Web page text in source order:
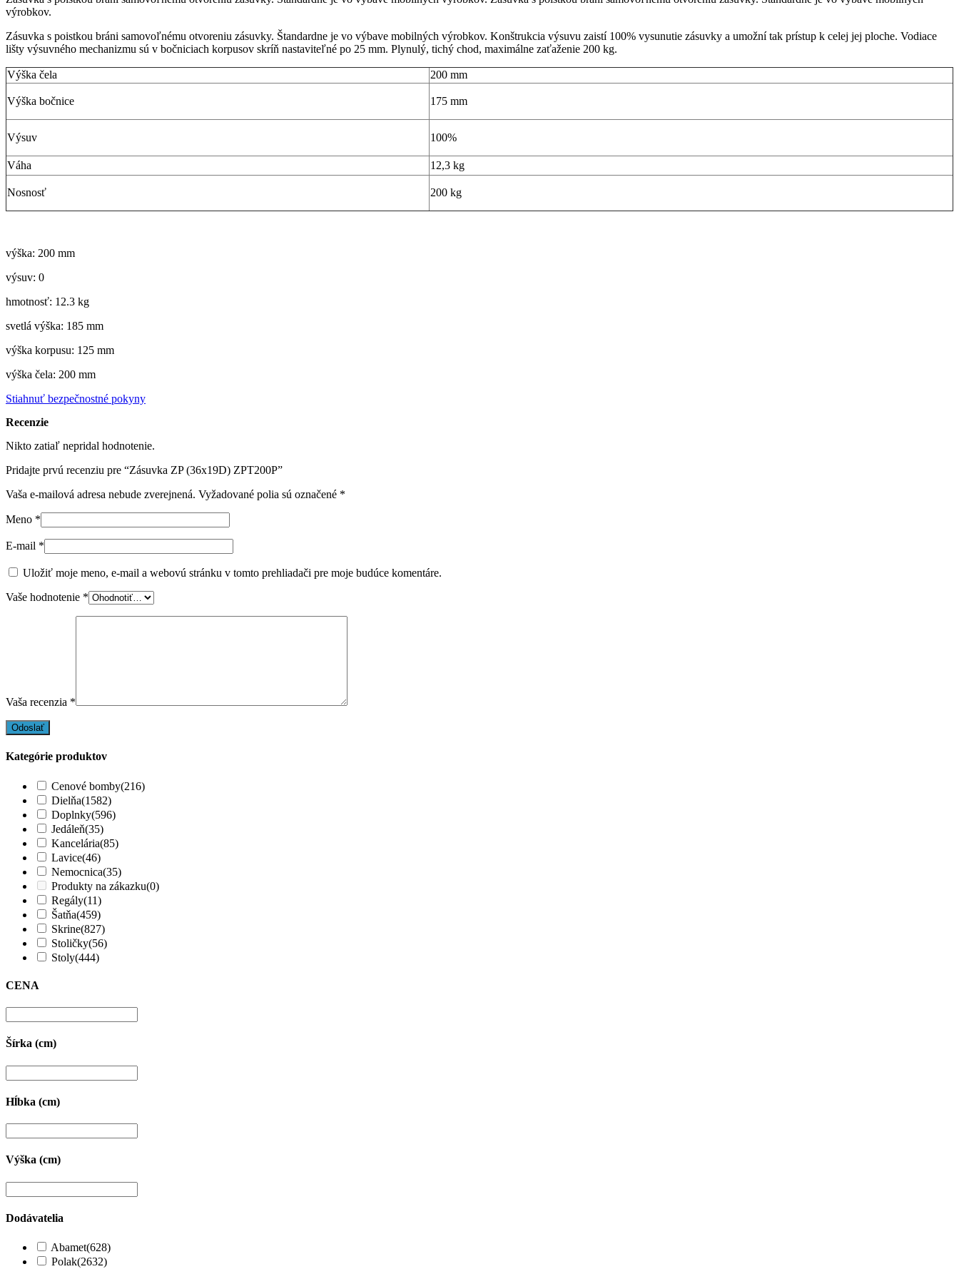
výrobkov.
Zásuvka s poistkou bráni samovoľnému otvoreniu zásuvky. Štandardne je vo výbave mobilných výrobkov. Konštrukcia výsuvu zaistí 100% vysunutie zásuvky a umožní tak prístup k celej jej ploche. Vodiace
lišty výsuvného mechanizmu sú v bočniciach korpusov skríň nastaviteľné po 25 mm. Plynulý, tichý chod, maximálne zaťaženie 200 kg.
Výška čela 200 mm
Výška bočnice 175 mm
Výsuv 100%
Váha 12,3 kg
Nosnosť 200 kg
výška: 200 mm
výsuv: 0
hmotnosť: 12.3 kg
svetlá výška: 185 mm
výška korpusu: 125 mm
výška čela: 200 mm
Stiahnuť bezpečnostné pokyny
Recenzie
Nikto zatiaľ nepridal hodnotenie.
Pridajte prvú recenziu pre “Zásuvka ZP (36x19D) ZPT200P”
Vaša e-mailová adresa nebude zverejnená. Vyžadované polia sú označené *
Meno *
E-mail *
Uložiť moje meno, e-mail a webovú stránku v tomto prehliadači pre moje budúce komentáre.
Vaše hodnotenie *
Vaša recenzia *
Kategórie produktov
Cenové bomby(216)
Dielňa(1582)
Doplnky(596)
Jedáleň(35)
Kancelária(85)
Lavice(46)
Nemocnica(35)
Produkty na zákazku(0)
Regály(11)
Šatňa(459)
Skrine(827)
Stoličky(56)
Stoly(444)
CENA
Šírka (cm)
Hĺbka (cm)
Výška (cm)
Dodávatelia
Abamet(628)
Polak(2632)